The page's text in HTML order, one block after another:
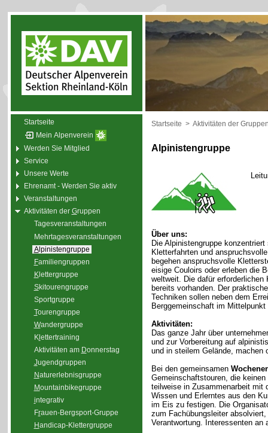
Startseite
Mein Alpenverein
Werden Sie Mitglied
Service
Unsere Werte
Ehrenamt - Werden Sie aktiv
Veranstaltungen
Aktivitäten der Gruppen
Tagesveranstaltungen
Mehrtagesveranstaltungen
Alpinistengruppe
Familiengruppen
Klettergruppe
Skitourengruppe
Sportgruppe
Tourengruppe
Wandergruppe
Kl ettertraining
Aktivitäten am Donnerstag
Jugendgruppen
Naturerlebnisgruppe
Mountainbikegruppe
integrativ
Frauen-Bergsport-Gruppe
Handicap-Klettergruppe
Startseite > Aktivitäten der
Alpinistengruppe
Über uns:
Die Alpinistengruppe
Kletterfahrten und
begehen anspruchsvolle
eisige Couloirs oder erleben die
weltweit. Die dafür erforderlichen
bereits vorhanden. Der
Techniken sollen neben dem
Berggemeinschaft im Mittelpunkt
Aktivitäten:
Das ganze Jahr über
und zur Vorbereitung auf
und in steilem Gelände, machen
Bei den gemeinsamen
Gemeinschaftstouren, die keinen
teilweise in Zusammenarbeit mit
Wissen und Erlerntes aus den
im Eis zu festigen. Die
zum Fachübungsleiter
Verantwortung. Interessenten an